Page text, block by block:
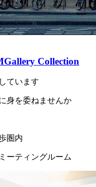
Collection
ています
身を委ねませんか
圏内
ーティングルーム